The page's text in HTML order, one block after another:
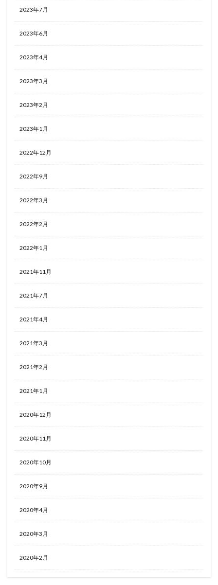
2023年7月
2023年6月
2023年4月
2023年3月
2023年2月
2023年1月
2022年12月
2022年9月
2022年3月
2022年2月
2022年1月
2021年11月
2021年7月
2021年4月
2021年3月
2021年2月
2021年1月
2020年12月
2020年11月
2020年10月
2020年9月
2020年4月
2020年3月
2020年2月